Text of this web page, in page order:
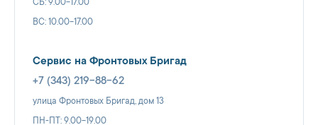
СБ: 9.00-17.00
ВС: 10.00-17.00
Сервис на Фронтовых Бригад
+7 (343) 219-88-62
улица Фронтовых Бригад, дом 13
ПН-ПТ: 9.00-19.00